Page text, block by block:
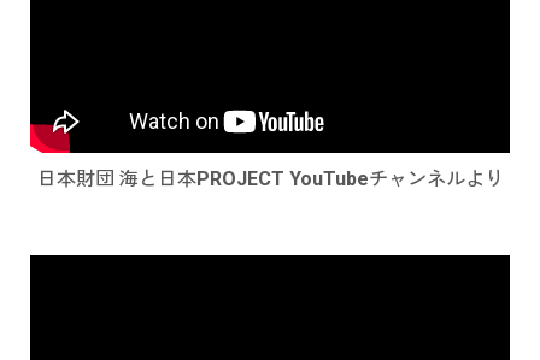
日本財団 海と日本PROJECT YouTubeチャンネルより